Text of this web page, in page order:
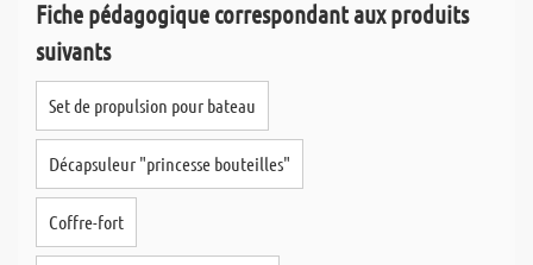
Fiche pédagogique correspondant aux produits
suivants
Set de propulsion pour bateau
Décapsuleur "princesse bouteilles"
Coffre-fort